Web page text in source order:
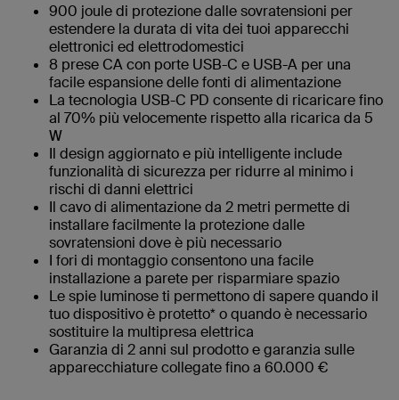
900 joule di protezione dalle sovratensioni per
estendere la durata di vita dei tuoi apparecchi
elettronici ed elettrodomestici
8 prese CA con porte USB-C e USB-A per una
facile espansione delle fonti di alimentazione
La tecnologia USB-C PD consente di ricaricare fino
al 70% più velocemente rispetto alla ricarica da 5
W
Il design aggiornato e più intelligente include
funzionalità di sicurezza per ridurre al minimo i
rischi di danni elettrici
Il cavo di alimentazione da 2 metri permette di
installare facilmente la protezione dalle
sovratensioni dove è più necessario
I fori di montaggio consentono una facile
installazione a parete per risparmiare spazio
Le spie luminose ti permettono di sapere quando il
tuo dispositivo è protetto* o quando è necessario
sostituire la multipresa elettrica
Garanzia di 2 anni sul prodotto e garanzia sulle
apparecchiature collegate fino a 60.000 €